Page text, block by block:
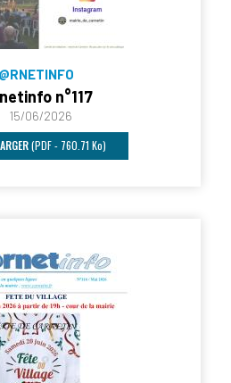
n°117
15/06/2026
(PDF - 760.71 Ko)